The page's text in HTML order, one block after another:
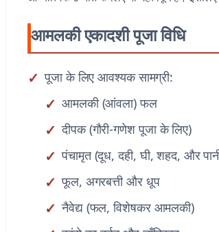
आमलकी एकादशी पूजा विधि
पूजा के लिए आवश्यक सामग्री:
आमलकी (आंवला) फल
दीपक (गौरी-गणेश पूजा के लिए)
पंचामृत (दूध, दही, घी, शहद, और
फूल, अगरबत्ती और धूप
नैवेद्य (फल, विशेषकर आमलकी)